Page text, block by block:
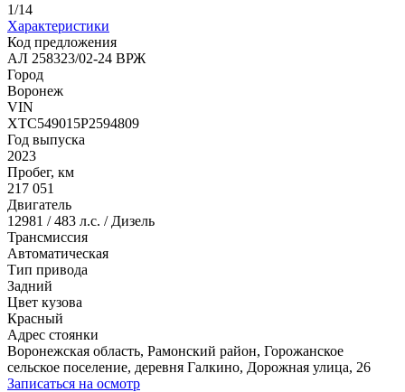
1/14
Характеристики
Код предложения
АЛ 258323/02-24 ВРЖ
Город
Воронеж
VIN
XTC549015P2594809
Год выпуска
2023
Пробег, км
217 051
Двигатель
12981 / 483 л.с. / Дизель
Трансмиссия
Автоматическая
Тип привода
Задний
Цвет кузова
Красный
Адрес стоянки
Воронежская область, Рамонский район, Горожанское
сельское поселение, деревня Галкино, Дорожная улица, 26
Записаться на осмотр